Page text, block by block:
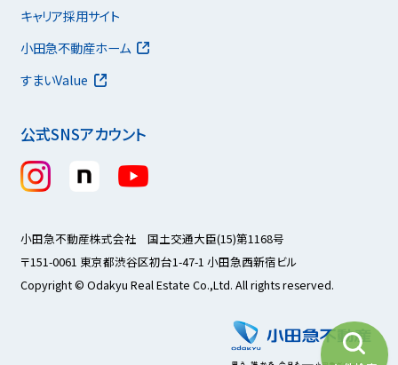
公式SNSアカウント
キャリア採用サイト
小田急不動産ホーム
すまいValue
小田急不動産株式会社 国土交通大臣(15)第1168号
〒151-0061 東京都渋谷区初台1-47-1 小田急西新宿ビル
Copyright © Odakyu Real Estate Co.,Ltd. All rights reserved.